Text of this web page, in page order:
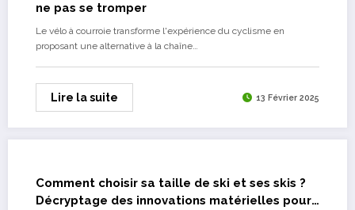
ne pas se tromper
Le vélo à courroie transforme l'expérience du cyclisme en
proposant une alternative à la chaîne…
Lire la suite 13 Février 2025
Comment choisir sa taille de ski et ses skis ?
Décryptage des innovations matérielles pour